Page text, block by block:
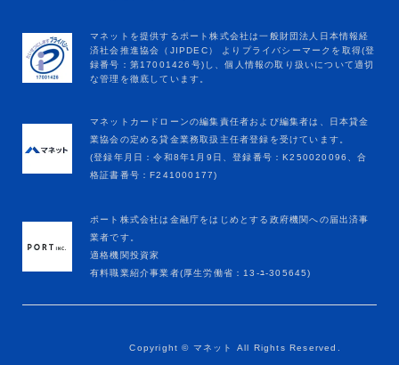
マネットカードローンの編集責任者および編集者は、日本貸金
業協会の定める貸金業務取扱主任者登録を受けています。
(登録年月日：令和8年1月9日、登録番号：K250020096、合
格証書番号：F241000177)
ポート株式会社は金融庁をはじめとする政府機関への届出済事
業者です。
適格機関投資家
有料職業紹介事業者(厚生労働省：13-ﾕ-305645)